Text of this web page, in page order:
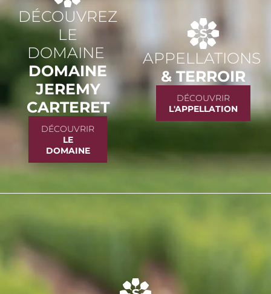
DÉCOUVREZ
LE
DOMAINE
DOMAINE
JEREMY
CARTERET
DÉCOUVRIR
LE
DOMAINE
APPELLATIONS
& TERROIR
DÉCOUVRIR
L'APPELLATION